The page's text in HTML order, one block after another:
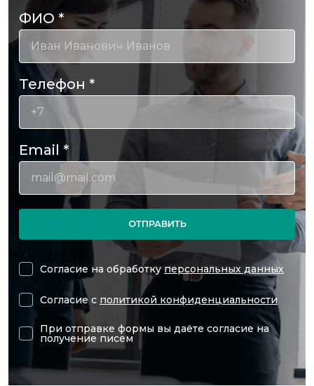
ФИО*
Телефон *
Email *
ОТПРАВИТЬ
Согласие на обработкуперсональных данных
Согласие с политикой конфиденциальности
При отправке формы вы даёте согласие на
получение писем